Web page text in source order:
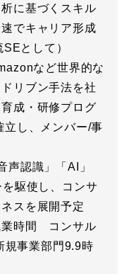
に基づくスキル
でキャリア形成
として）
など世界的な
リブン手法を社
成・研修プログ
立し、メンバー/事
認識」「AI」
を駆使し、コンサ
スを展開予定
業時間 コンサル
事業部門9.9時